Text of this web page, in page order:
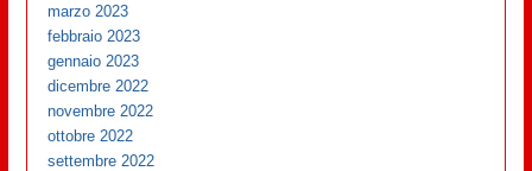
marzo 2023
febbraio 2023
gennaio 2023
dicembre 2022
novembre 2022
ottobre 2022
settembre 2022